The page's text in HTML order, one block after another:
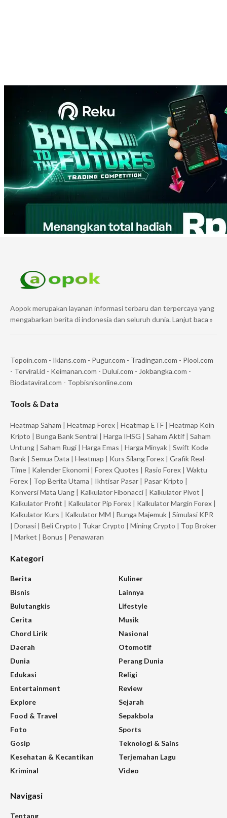
Aopok merupakan layanan informasi terbaru dan terpercaya yang
mengabarkan berita di indonesia dan seluruh dunia. Lanjut baca »
Topoin.com - Iklans.com - Pugur.com - Tradingan.com - Piool.com
- Terviral.id - Keimanan.com - Dului.com - Jokbangka.com -
Biodataviral.com - Topbisnisonline.com
Tools & Data
Heatmap Saham | Heatmap Forex | Heatmap ETF | Heatmap Koin
Kripto | Bunga Bank Sentral | Harga IHSG | Saham Aktif | Saham
Untung | Saham Rugi | Harga Emas | Harga Minyak | Swift Kode
Bank | Semua Data | Heatmap | Kurs Silang Forex | Grafik Real-
Time | Kalender Ekonomi | Forex Quotes | Rasio Forex | Waktu
Forex | Top Berita Utama | Ikhtisar Pasar | Pasar Kripto |
Konversi Mata Uang | Kalkulator Fibonacci | Kalkulator Pivot |
Kalkulator Profit | Kalkulator Pip Forex | Kalkulator Margin Forex |
Kalkulator Kurs | Kalkulator MM | Bunga Majemuk | Simulasi KPR
| Donasi | Beli Crypto | Tukar Crypto | Mining Crypto | Top Broker
| Market | Bonus | Penawaran
Kategori
Berita
Bisnis
Bulutangkis
Cerita
Chord Lirik
Daerah
Dunia
Edukasi
Entertainment
Explore
Food & Travel
Foto
Gosip
Kesehatan & Kecantikan
Kriminal
Kuliner
Lainnya
Lifestyle
Musik
Nasional
Otomotif
Perang Dunia
Religi
Review
Sejarah
Sepakbola
Sports
Teknologi & Sains
Terjemahan Lagu
Video
Navigasi
Tentang